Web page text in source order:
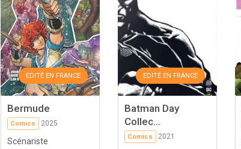
EDITÉ EN FRANCE
Bermude
Comics 2025
Scénariste
EDITÉ EN FRANCE
Batman Day
Collec...
Comics 2021